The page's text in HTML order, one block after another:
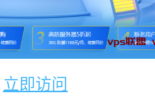
立即访问